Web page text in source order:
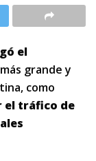
el
grande y
como
el tráfico de